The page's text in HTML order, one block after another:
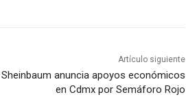
Artículo siguiente
Sheinbaum anuncia apoyos económicos
en Cdmx por Semáforo Rojo